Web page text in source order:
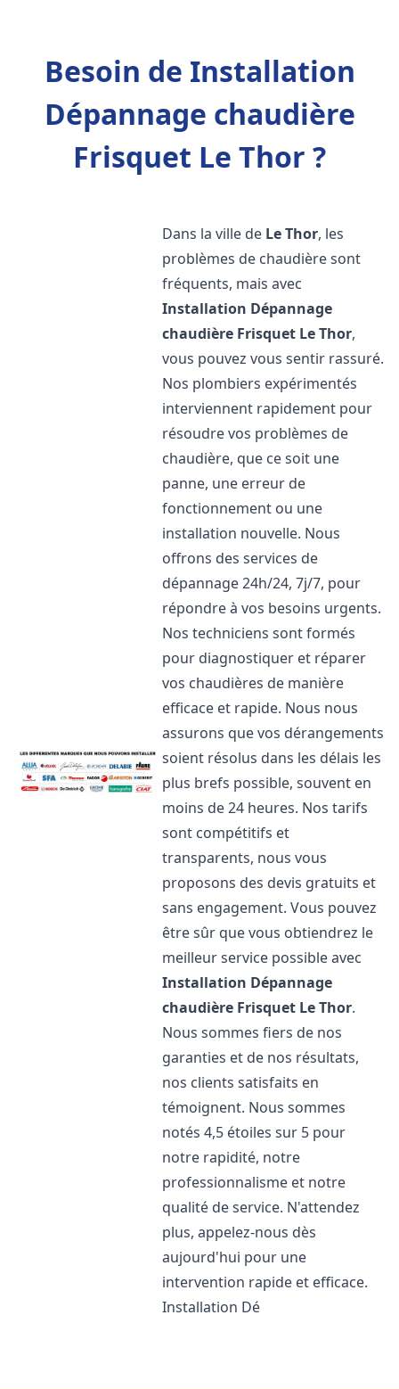
Besoin de Installation
Dépannage chaudière
Frisquet Le Thor ?
Dans la ville de Le Thor, les
problèmes de chaudière sont
fréquents, mais avec
Installation Dépannage
chaudière Frisquet Le Thor,
vous pouvez vous sentir rassuré.
Nos plombiers expérimentés
interviennent rapidement pour
résoudre vos problèmes de
chaudière, que ce soit une
panne, une erreur de
fonctionnement ou une
installation nouvelle. Nous
offrons des services de
dépannage 24h/24, 7j/7, pour
répondre à vos besoins urgents.
Nos techniciens sont formés
pour diagnostiquer et réparer
vos chaudières de manière
efficace et rapide. Nous nous
assurons que vos dérangements
soient résolus dans les délais les
plus brefs possible, souvent en
moins de 24 heures. Nos tarifs
sont compétitifs et
transparents, nous vous
proposons des devis gratuits et
sans engagement. Vous pouvez
être sûr que vous obtiendrez le
meilleur service possible avec
Installation Dépannage
chaudière Frisquet Le Thor.
Nous sommes fiers de nos
garanties et de nos résultats,
nos clients satisfaits en
témoignent. Nous sommes
notés 4,5 étoiles sur 5 pour
notre rapidité, notre
professionnalisme et notre
qualité de service. N'attendez
plus, appelez-nous dès
aujourd'hui pour une
intervention rapide et efficace.
Installation Dé